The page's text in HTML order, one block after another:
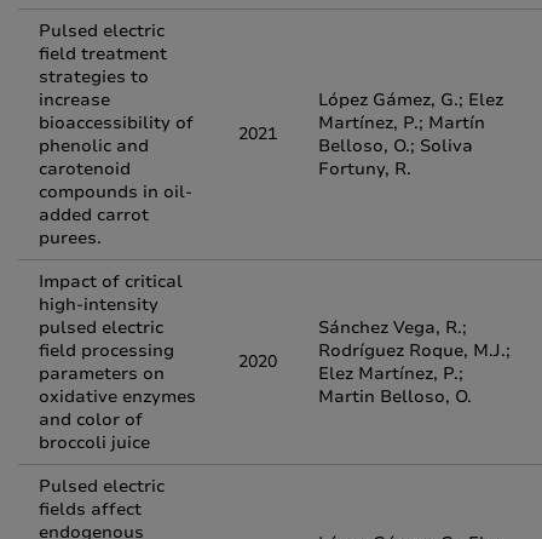
Pulsed electric
field treatment
strategies to
increase
bioaccessibility of
phenolic and
carotenoid
compounds in oil-
added carrot
purees.
2021
López Gámez, G.; Elez
Martínez, P.; Martín
Belloso, O.; Soliva
Fortuny, R.
Impact of critical
high-intensity
pulsed electric
field processing
parameters on
oxidative enzymes
and color of
broccoli juice
2020
Sánchez Vega, R.;
Rodríguez Roque, M.J.;
Elez Martínez, P.;
Martin Belloso, O.
Pulsed electric
fields affect
endogenous